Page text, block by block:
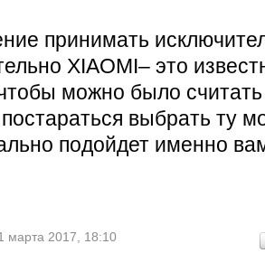
принимать
XIAOMI– это
можно было
выбрать ту
подойдет именно
марта 2017, 18:10